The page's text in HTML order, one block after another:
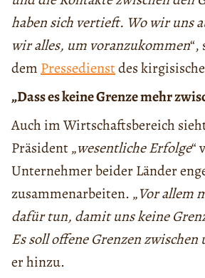
haben sich vertieft. Wo wir uns
wir alles, um voranzukommen“,
dem Pressedienstdes
„Dass es keine Grenze mehr
Auch im Wirtschaftsbereich
Präsident „wesentliche Erfolge“
Unternehmer beider Länder
zusammenarbeiten. „Vor allem
dafür tun, damit uns keine
Es soll offene Grenzen zwischen
er hinzu.